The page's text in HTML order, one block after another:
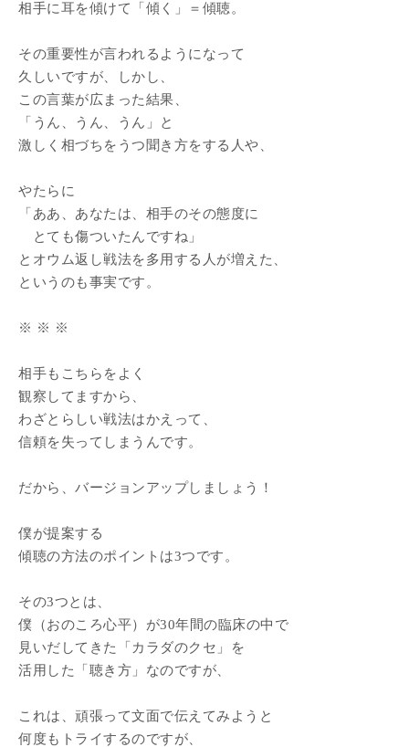
相手に耳を傾けて「傾く」＝傾聴。
その重要性が言われるようになって
久しいですが、しかし、
この言葉が広まった結果、
「うん、うん、うん」と
激しく相づちをうつ聞き方をする人や、
やたらに
「ああ、あなたは、相手のその態度に
とても傷ついたんですね」
とオウム返し戦法を多用する人が増えた、
というのも事実です。
※ ※ ※
相手もこちらをよく
観察してますから、
わざとらしい戦法はかえって、
信頼を失ってしまうんです。
だから、バージョンアップしましょう！
僕が提案する
傾聴の方法のポイントは3つです。
その3つとは、
僕（おのころ心平）が30年間の臨床の中で
見いだしてきた「カラダのクセ」を
活用した「聴き方」なのですが、
これは、頑張って文面で伝えてみようと
何度もトライするのですが、